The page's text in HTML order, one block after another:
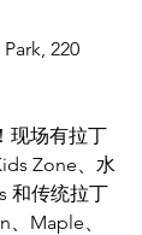
220
现场有拉丁
Zone、水
和传统拉丁
Maple、